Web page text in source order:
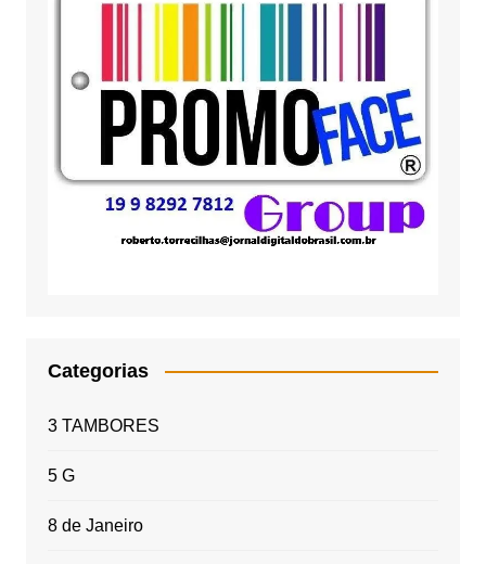
Categorias
3 TAMBORES
5 G
8 de Janeiro